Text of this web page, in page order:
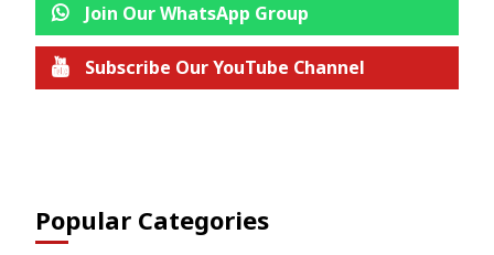
Join Our WhatsApp Group
Subscribe Our YouTube Channel
Popular Categories